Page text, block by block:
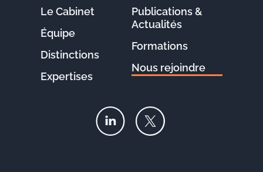
Le Cabinet
Équipe
Distinctions
Expertises
Publications &
Actualités
Formations
Nous rejoindre